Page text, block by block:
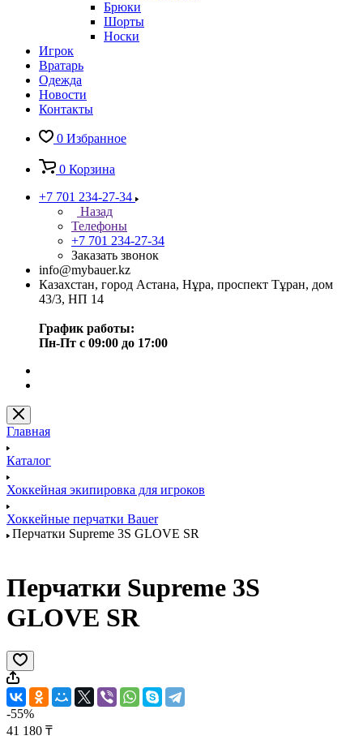
Брюки
Шорты
Носки
Игрок
Вратарь
Одежда
Новости
Контакты
0 Избранное
0 Корзина
+7 701 234-27-34
Назад
Телефоны
+7 701 234-27-34
Заказать звонок
info@mybauer.kz
Казахстан, город Астана, Нұра, проспект Тұран, дом
43/3, НП 14
График работы:
Пн-Пт с 09:00 до 17:00
Главная
Каталог
Хоккейная экипировка для игроков
Хоккейные перчатки Bauer
Перчатки Supreme 3S GLOVE SR
Перчатки Supreme 3S
GLOVE SR
-55%
41 180 ₸